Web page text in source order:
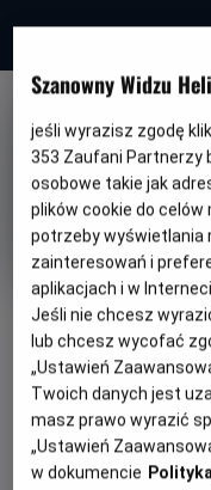
OBSERWUJ
Czas
96
27 stycznia 2023
REŻYSERIA
OPIS FILMU
Szanowny Widzu
jeśli wyrazisz zgodę
353 Zaufani Partnerzy
osobowe takie jak
plików cookie do
potrzeby wyświetlania
zainteresowań i
aplikacjach i w
Jeśli nie chcesz
lub chcesz wycofać
„Ustawień
Twoich danych jest
masz prawo wyrazić
„Ustawień
w dokumencie